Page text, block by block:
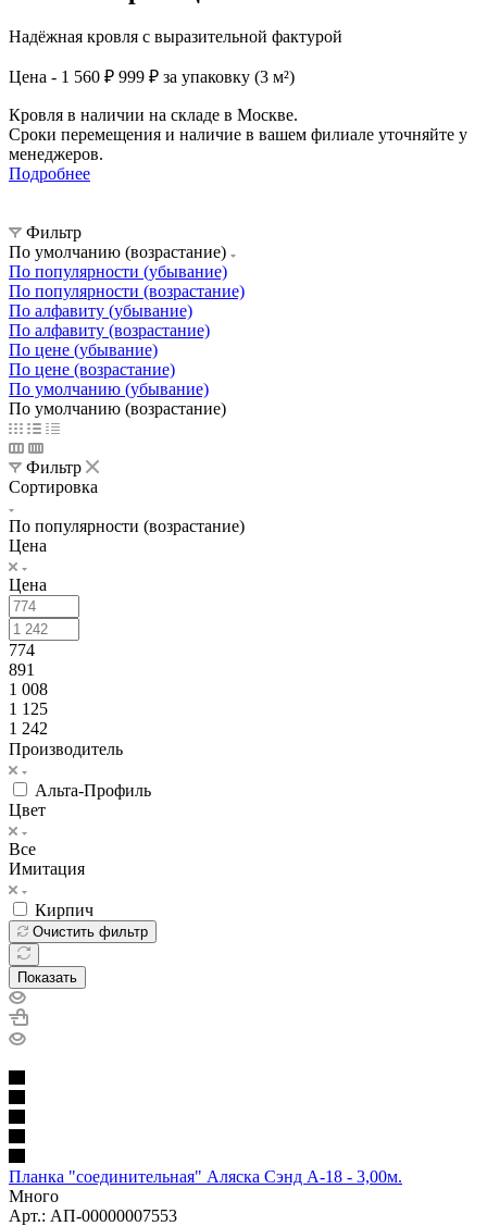
Надёжная кровля с выразительной фактурой
Цена - 1 560 ₽ 999 ₽ за упаковку (3 м²)
Кровля в наличии на складе в Москве.
Сроки перемещения и наличие в вашем филиале уточняйте у
менеджеров.
Подробнее
Фильтр
По умолчанию (возрастание)
По популярности (убывание)
По популярности (возрастание)
По алфавиту (убывание)
По алфавиту (возрастание)
По цене (убывание)
По цене (возрастание)
По умолчанию (убывание)
По умолчанию (возрастание)
Фильтр
Сортировка
По популярности (возрастание)
Цена
Цена
774
891
1 008
1 125
1 242
Производитель
Альта-Профиль
Цвет
Все
Имитация
Кирпич
Очистить фильтр
Показать
Планка "соединительная" Аляска Сэнд А-18 - 3,00м.
Много
Арт.: АП-00000007553